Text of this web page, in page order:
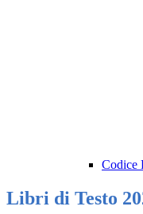
Codice
Libri di Testo